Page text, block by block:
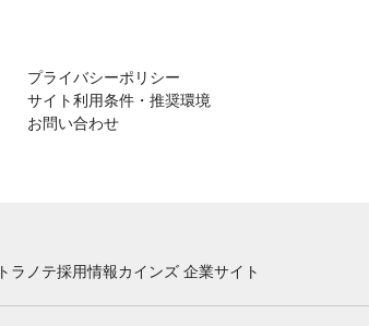
プライバシーポリシー
サイト利用条件・推奨環境
お問い合わせ
トラノテ採用情報カインズ 企業サイト